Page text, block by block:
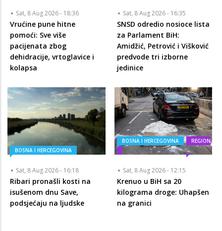
Sat, 8 Aug 2026 - 18:36
Vrućine pune hitne
pomoći: Sve više
pacijenata zbog
dehidracije, vrtoglavice i
kolapsa
Sat, 8 Aug 2026 - 16:35
SNSD odredio nosioce lista
za Parlament BiH:
Amidžić, Petrović i Višković
predvode tri izborne
jedinice
BOSNA I HERCEGOVINA
Sat, 8 Aug 2026 - 16:18
Ribari pronašli kosti na
isušenom dnu Save,
podsjećaju na ljudske
BOSNA I HERCEGOVINA REGION
Sat, 8 Aug 2026 - 12:15
Krenuo u BiH sa 20
kilograma droge: Uhapšen
na granici